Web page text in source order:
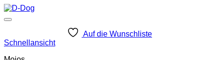
Auf die Wunschliste
Schnellansicht